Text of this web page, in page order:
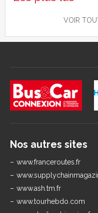
VOIR
Nos autres sites
www.franceroutes.fr
www.ash.tm.fr
www.tourhebdo.com